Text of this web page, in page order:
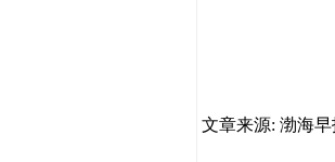
文章来源: 渤海早